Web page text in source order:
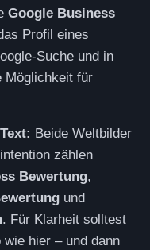
Google Business
Profil eines
Suche und in
für
Beide Weltbilder
zählen
Bewertung,
und
. Für Klarheit solltest
hier – und dann